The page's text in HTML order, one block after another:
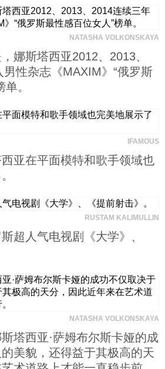
NATASHA VOLKONSKAYA
娜斯塔西亚2012、2013、
性杂志《MAXIM》“俄罗斯
。
IFAMOUS
亚在平面模特和歌手领域也
RUSTAM KALIMULLIN
超人气电视剧《大学》、
NATASHA VOLKONSKAYA
塔西亚·萨姆布尔斯卡娅的成
美貌，还得益于其极高的天